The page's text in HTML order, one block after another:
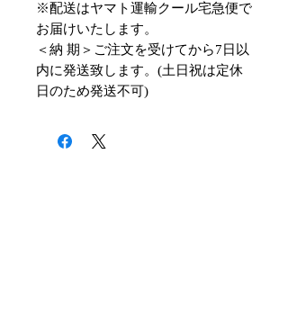
※配送はヤマト運輸クール宅急便で
お届けいたします。
＜納 期＞ご注文を受けてから7日以
内に発送致します。(土日祝は定休
日のため発送不可)